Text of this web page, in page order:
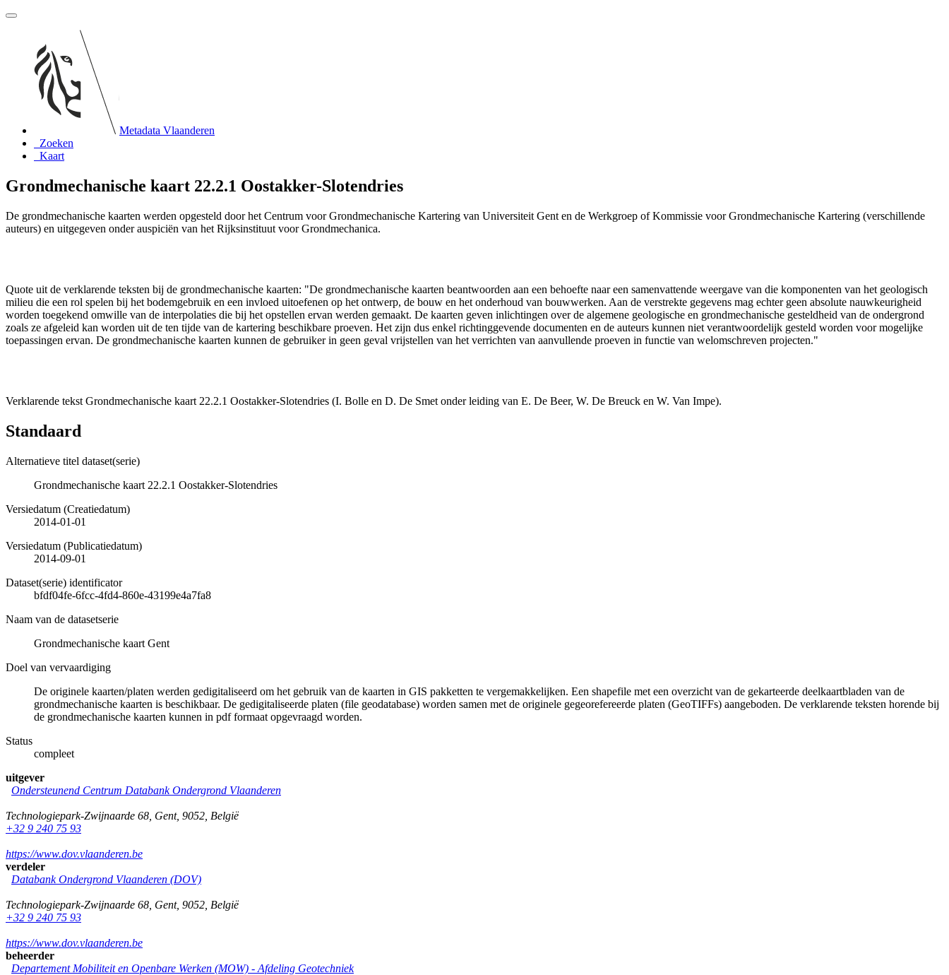
Metadata Vlaanderen
Zoeken
Kaart
Grondmechanische kaart 22.2.1 Oostakker-Slotendries
De grondmechanische kaarten werden opgesteld door het Centrum voor Grondmechanische Kartering van Universiteit Gent en de Werkgroep of Kommissie voor Grondmechanische Kartering (verschillende
auteurs) en uitgegeven onder auspiciën van het Rijksinstituut voor Grondmechanica.
Quote uit de verklarende teksten bij de grondmechanische kaarten: "De grondmechanische kaarten beantwoorden aan een behoefte naar een samenvattende weergave van die komponenten van het geologisch
milieu die een rol spelen bij het bodemgebruik en een invloed uitoefenen op het ontwerp, de bouw en het onderhoud van bouwwerken. Aan de verstrekte gegevens mag echter geen absolute nauwkeurigheid
worden toegekend omwille van de interpolaties die bij het opstellen ervan werden gemaakt. De kaarten geven inlichtingen over de algemene geologische en grondmechanische gesteldheid van de ondergrond
zoals ze afgeleid kan worden uit de ten tijde van de kartering beschikbare proeven. Het zijn dus enkel richtinggevende documenten en de auteurs kunnen niet verantwoordelijk gesteld worden voor mogelijke
toepassingen ervan. De grondmechanische kaarten kunnen de gebruiker in geen geval vrijstellen van het verrichten van aanvullende proeven in functie van welomschreven projecten."
Verklarende tekst Grondmechanische kaart 22.2.1 Oostakker-Slotendries (I. Bolle en D. De Smet onder leiding van E. De Beer, W. De Breuck en W. Van Impe).
Standaard
Alternatieve titel dataset(serie)
Grondmechanische kaart 22.2.1 Oostakker-Slotendries
Versiedatum (Creatiedatum)
2014-01-01
Versiedatum (Publicatiedatum)
2014-09-01
Dataset(serie) identificator
bfdf04fe-6fcc-4fd4-860e-43199e4a7fa8
Naam van de datasetserie
Grondmechanische kaart Gent
Doel van vervaardiging
De originele kaarten/platen werden gedigitaliseerd om het gebruik van de kaarten in GIS pakketten te vergemakkelijken. Een shapefile met een overzicht van de gekarteerde deelkaartbladen van de
grondmechanische kaarten is beschikbaar. De gedigitaliseerde platen (file geodatabase) worden samen met de originele gegeorefereerde platen (GeoTIFFs) aangeboden. De verklarende teksten horende bij
de grondmechanische kaarten kunnen in pdf formaat opgevraagd worden.
Status
compleet
uitgever
Ondersteunend Centrum Databank Ondergrond Vlaanderen
Technologiepark-Zwijnaarde 68 Gent, 9052 België
+32 9 240 75 93
https://www.dov.vlaanderen.be
verdeler
Databank Ondergrond Vlaanderen (DOV)
Technologiepark-Zwijnaarde 68 Gent, 9052 België
+32 9 240 75 93
https://www.dov.vlaanderen.be
beheerder
Departement Mobiliteit en Openbare Werken (MOW) - Afdeling Geotechniek